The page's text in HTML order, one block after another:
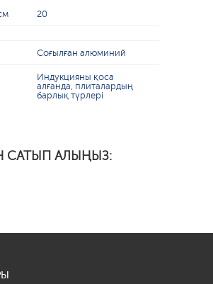
20
Соғылған алюминий
Индукцияны қоса
алғанда, плиталардың
барлық түрлері
САТЫП АЛЫҢЫЗ: